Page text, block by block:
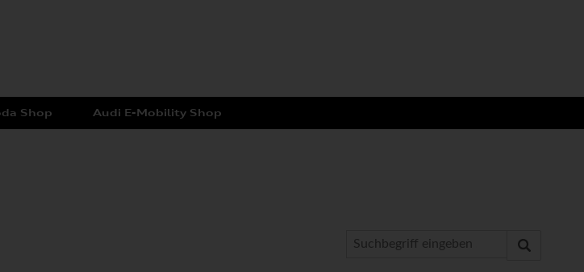
Shop Audi E-Mobility Shop